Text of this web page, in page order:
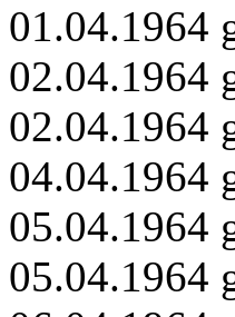
01.04.1964
02.04.1964
02.04.1964
04.04.1964
05.04.1964
05.04.1964